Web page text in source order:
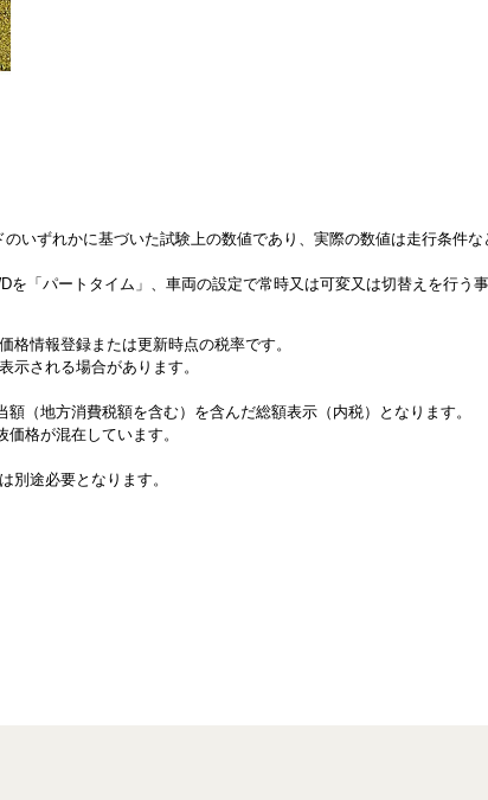
いずれかに基づいた試験上の数値であり、実際の数値は走行条件な
「パートタイム」、車両の設定で常時又は可変又は切替えを行う
情報登録または更新時点の税率です。
示される場合があります。
（地方消費税額を含む）を含んだ総額表示（内税）となります。
格が混在しています。
別途必要となります。